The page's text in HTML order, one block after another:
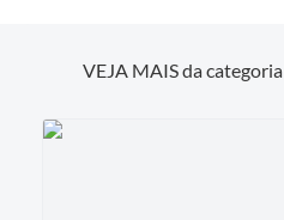
VEJA MAIS da categoria